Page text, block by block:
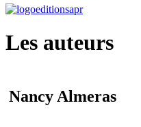
Les auteurs
Nancy Almeras